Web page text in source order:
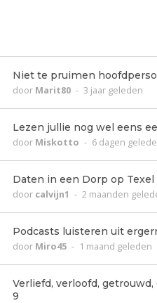
Niet te pruimen
door Marit80 - 3 jaar geleden
Lezen jullie nog wel eens
door Miskotto - 6 dagen
Daten in een Dorp op Texel
door calvijn1 - 2 maanden
Podcasts luisteren uit
door Miro45 - 1 maand geleden
Verliefd, verloofd,
9